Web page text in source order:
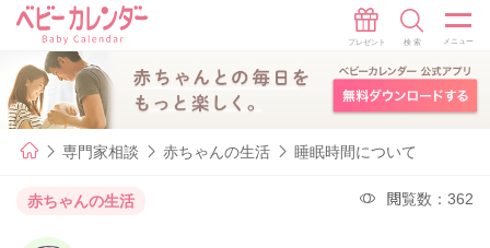
専門家相談 赤ちゃんの生活 睡眠時間について
赤ちゃんの生活 閲覧数：362